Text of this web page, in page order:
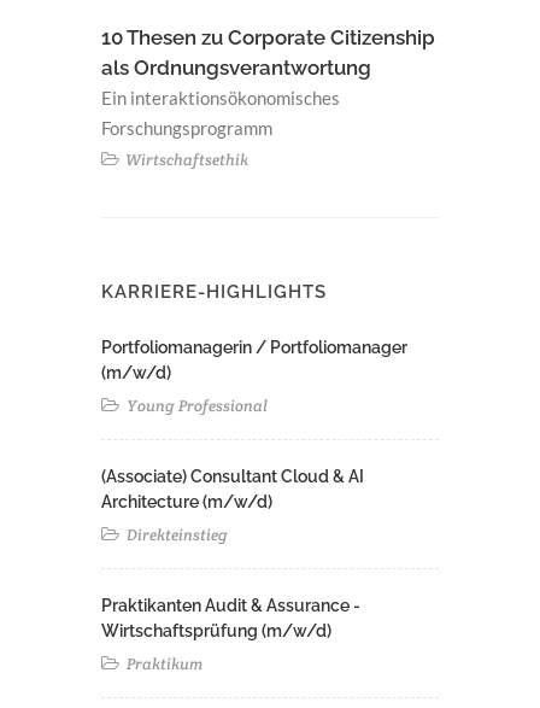
10 Thesen zu Corporate Citizenship
als Ordnungsverantwortung
Ein interaktionsökonomisches
Forschungsprogramm
Wirtschaftsethik
KARRIERE-HIGHLIGHTS
Portfoliomanagerin / Portfoliomanager
(m/w/d)
Young Professional
(Associate) Consultant Cloud & AI
Architecture (m/w/d)​ ​
Direkteinstieg
Praktikanten Audit & Assurance -
Wirtschaftsprüfung (m/w/d)
Praktikum